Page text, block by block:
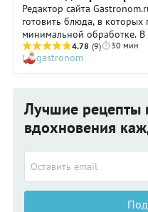
Редактор сайта
готовить блюда, в которых
минимальной обработке. В
упрощается: остается
готово!
4.78 (9) 30 мин
gastronom
Лучшие рецепты
вдохновения